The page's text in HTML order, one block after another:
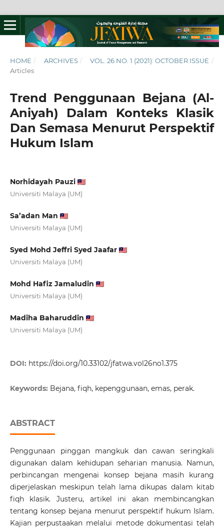
HOME / ARCHIVES / VOL. 26 NO. 1 (2021): OCTOBER ISSUE /
Articles
Trend Penggunaan Bejana (Al-
Aniyah) Dalam Konteks Klasik
Dan Semasa Menurut Perspektif
Hukum Islam
Norhidayah Pauzi
Universiti Malaya (UM)
Sa’adan Man
Universiti Malaya (UM)
Syed Mohd Jeffri Syed Jaafar
Universiti Malaya (UM)
Mohd Hafiz Jamaludin
Universiti Malaya (UM)
Madiha Baharuddin
Universiti Malaya (UM)
DOI: https://doi.org/10.33102/jfatwa.vol26no1.375
Keywords: Bejana, fiqh, kepenggunaan, emas, perak.
ABSTRACT
Penggunaan pinggan mangkuk dan cawan seringkali
digunakan dalam kehidupan seharian manusia. Namun,
perbincangan mengenai konsep bejana masih kurang
diperjelaskan meskipun telah lama dikupas dalam kitab
fiqh klasik. Justeru, artikel ini akan membincangkan
tentang konsep bejana menurut perspektif hukum Islam.
Kajian perpustaakan melalui metode dokumentasi telah